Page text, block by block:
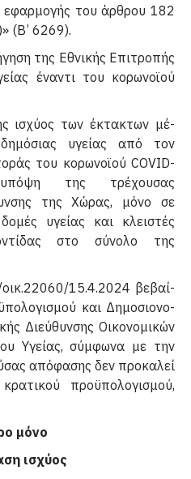
εφαρμογής του άρθρου 182
(Β’ 6269).
της Εθνικής Επιτρο­πής
έναντι του κορωνοϊού
ισχύος των έκτακτων μέ­
υγείας από τον
του κορωνοϊού COVID-
της τρέχουσας
της Χώρας, μόνο σε
υγείας και κλειστές
στο σύνολο της
15.4.2024 βεβαί­
και Δημοσιονο­
Διεύθυνσης Οικονομικών
Υγείας, σύμφωνα με την
απόφασης δεν προκαλεί
προϋπολογισμού,
μόνο
ισχύος